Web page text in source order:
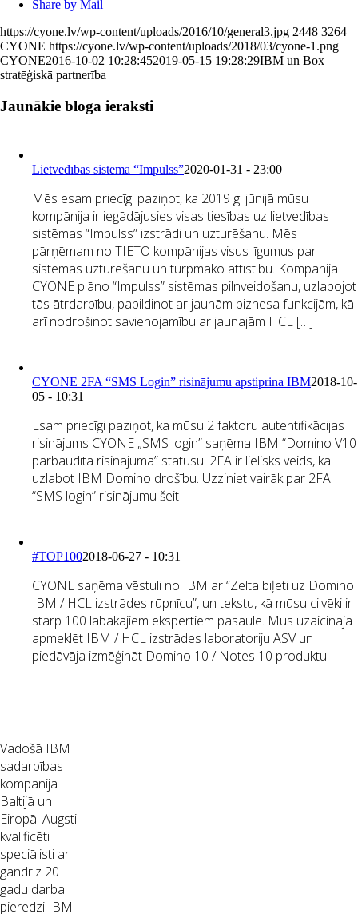
Share by Mail
https://cyone.lv/wp-content/uploads/2016/10/general3.jpg 2448 3264
CYONE https://cyone.lv/wp-content/uploads/2018/03/cyone-1.png
CYONE2016-10-02 10:28:452019-05-15 19:28:29IBM un Box
stratēģiskā partnerība
Jaunākie bloga ieraksti
Lietvedības sistēma “Impulss”2020-01-31 - 23:00
Mēs esam priecīgi paziņot, ka 2019 g. jūnijā mūsu
kompānija ir iegādājusies visas tiesības uz lietvedības
sistēmas “Impulss” izstrādi un uzturēšanu. Mēs
pārņēmam no TIETO kompānijas visus līgumus par
sistēmas uzturēšanu un turpmāko attīstību. Kompānija
CYONE plāno “Impulss” sistēmas pilnveidošanu, uzlabojot
tās ātrdarbību, papildinot ar jaunām biznesa funkcijām, kā
arī nodrošinot savienojamību ar jaunajām HCL […]
CYONE 2FA “SMS Login” risinājumu apstiprina IBM2018-10-
05 - 10:31
Esam priecīgi paziņot, ka mūsu 2 faktoru autentifikācijas
risinājums CYONE „SMS login” saņēma IBM “Domino V10
pārbaudīta risinājuma” statusu. 2FA ir lielisks veids, kā
uzlabot IBM Domino drošību. Uzziniet vairāk par 2FA
“SMS login” risinājumu šeit
#TOP1002018-06-27 - 10:31
CYONE saņēma vēstuli no IBM ar “Zelta biļeti uz Domino
IBM / HCL izstrādes rūpnīcu”, un tekstu, kā mūsu cilvēki ir
starp 100 labākajiem ekspertiem pasaulē. Mūs uzaicināja
apmeklēt IBM / HCL izstrādes laboratoriju ASV un
piedāvāja izmēģināt Domino 10 / Notes 10 produktu.
Vadošā IBM
sadarbības
kompānija
Baltijā un
Eiropā. Augsti
kvalificēti
speciālisti ar
gandrīz 20
gadu darba
pieredzi IBM